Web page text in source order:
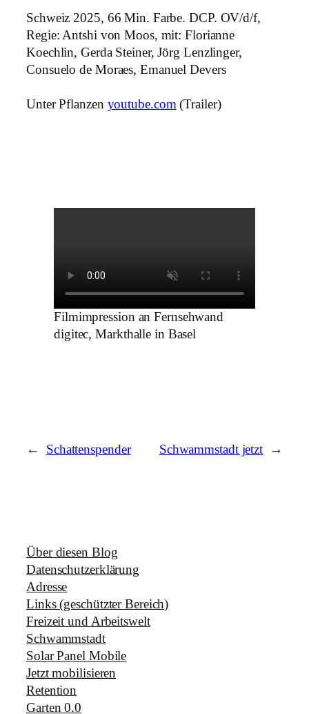
Schweiz 2025, 66 Min. Farbe. DCP. OV/d/f,
Regie: Antshi von Moos, mit: Florianne
Koechlin, Gerda Steiner, Jörg Lenzlinger,
Consuelo de Moraes, Emanuel Devers
Unter Pflanzen youtube.com (Trailer)
Filmimpression an Fernsehwand
digitec, Markthalle in Basel
← Schattenspender Schwammstadt jetzt →
Über diesen Blog
Datenschutzerklärung
Adresse
Links (geschützter Bereich)
Freizeit und Arbeitswelt
Schwammstadt
Solar Panel Mobile
Jetzt mobilisieren
Retention
Garten 0.0